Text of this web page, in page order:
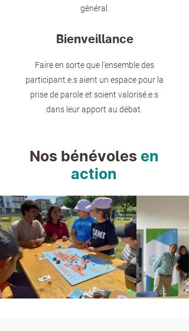
général.
Bienveillance
Faire en sorte que l’ensemble des
participant.e.s aient un espace pour la
prise de parole et soient valorisé.e.s
dans leur apport au débat.
Nos bénévoles en
action